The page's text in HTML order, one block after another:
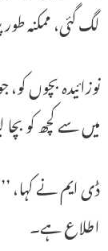
لگ گئی، ممکنہ
نوزائیدہ بچوں
میں سے کچھ کو بچا
اطلاع ہے۔